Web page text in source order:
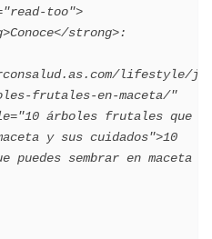
lifestyle/ja
frutales-en-maceta/"
árboles frutales que
y sus cuidados">10
sembrar en maceta y